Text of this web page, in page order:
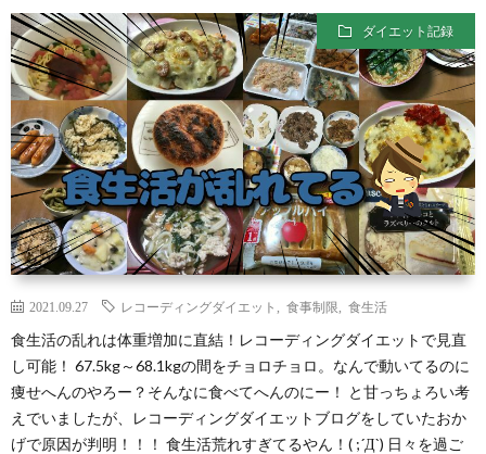
合
わ
せ
イ
バ
シ
ー
ポ
シ
ー
ダイエット記録
2021.09.27 レコーディングダイエット 食事制限 食生活
食生活の乱れは体重増加に直結！レコーディングダイエットで見直
し可能！ 67.5kg～68.1kgの間をチョロチョロ。なんで動いてるのに
痩せへんのやろー？そんなに食べてへんのにー！ と甘っちょろい考
えでいましたが、レコーディングダイエットブログをしていたおか
げで原因が判明！！！ 食生活荒れすぎてるやん！( ;´Д`) 日々を過ご